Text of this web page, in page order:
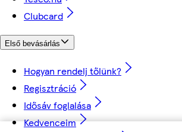
Clubcard
Első bevásárlás
Hogyan rendelj tőlünk?
Regisztráció
Idősáv foglalása
Kedvenceim